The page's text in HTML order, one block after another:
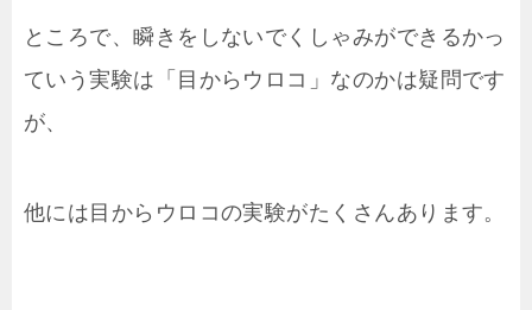
ところで、瞬きをしないでくしゃみができるかっ
ていう実験は「目からウロコ」なのかは疑問です
が、
他には目からウロコの実験がたくさんあります。